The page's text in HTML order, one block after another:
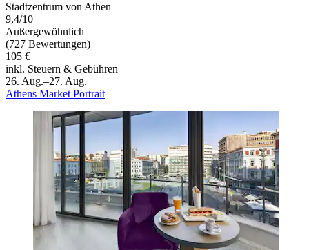
Stadtzentrum von Athen
9,4/10
Außergewöhnlich
(727 Bewertungen)
105 €
inkl. Steuern & Gebühren
26. Aug.–27. Aug.
Athens Market Portrait